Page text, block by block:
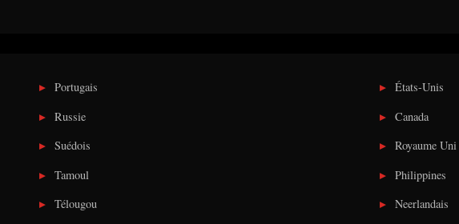
Portugais
Russie
Suédois
Tamoul
Télougou
États-Unis
Canada
Royaume Uni
Philippines
Neerlandais